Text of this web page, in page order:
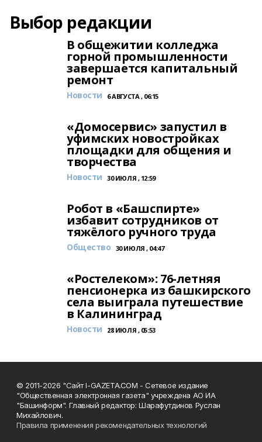
Выбор редакции
В общежитии колледжа
горной промышленности
завершается капитальный
ремонт
Новости 6 АВГУСТА , 06:15
«Домосервис» запустил в
уфимских новостройках
площадки для общения и
творчества
Новости 30 ИЮЛЯ , 12:59
Робот в «Башспирте»
избавит сотрудников от
тяжёлого ручного труда
Общество 30 ИЮЛЯ , 04:47
«Ростелеком»: 76-летняя
пенсионерка из башкирского
села выиграла путешествие
в Калининград
Новости 28 ИЮЛЯ , 05:53
© 2011-2026 "Сайт I-GAZETA.COM - Сетевое издание
"Общественная электронная газета" учреждена АО ИА
"Башинформ". Главный редактор: Шарафутдинов Руслан
Михайлович.
Правила применения рекомендательных технологий